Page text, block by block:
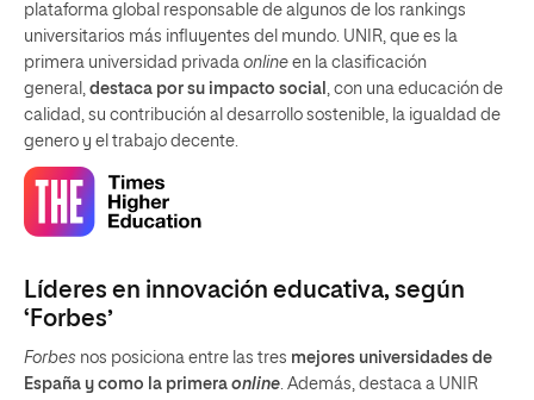
plataforma global responsable de algunos de los rankings
universitarios más influyentes del mundo. UNIR, que es la
primera universidad privada online en la clasificación
general, destaca por su impacto social
, con una educación de
calidad, su contribución al desarrollo sostenible, la igualdad de
genero y el trabajo decente.
Líderes en innovación educativa, según
‘Forbes’
Forbes nos posiciona entre las tres mejores universidades de
España y como la primera online. Además, destaca a UNIR